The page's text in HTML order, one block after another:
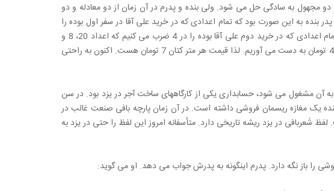
مجهول به سادگی حل می شود. ولی بنده و پدرم در آن زمان از دو معادله و دو
به این صورت بود که تمام اعدادی که در خرید علی آقا در سفر اول بوده را
در 5 ضرب کنیم به ترتیب اعداد 20، 15 و 2250 تومان نتیجه می شود. تمام اعدادی که در خرید دوم علی آقا بوده را در 4 ضرب می کنیم که اعداد 20، 8 و
1560 نتیجه می شود. از تفاضل این اعداد قیمت 7 متر کتان را به مبلغ 490 تومان به دست می آوریم. لذا قیمت هر متر کتان 7 تومان هست. اکنون به راحتی
به آن مشغول می شود، حسابداری یکی از کارگاههای ساخت آجر در یزد بود. در سن
یک مغازه ریسمان فروشی داشته است. در آن زمان پارچه بافی صنعت غالب در
شَعربافی در یزد ریشه تاریخی دارد. متأسفانه امروز این لفظ را حتی در یزد به